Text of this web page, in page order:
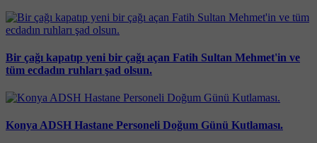
Bir çağı kapatıp yeni bir çağı açan Fatih Sultan Mehmet'in ve
tüm ecdadın ruhları şad olsun.
Konya ADSH Hastane Personeli Doğum Günü Kutlaması.